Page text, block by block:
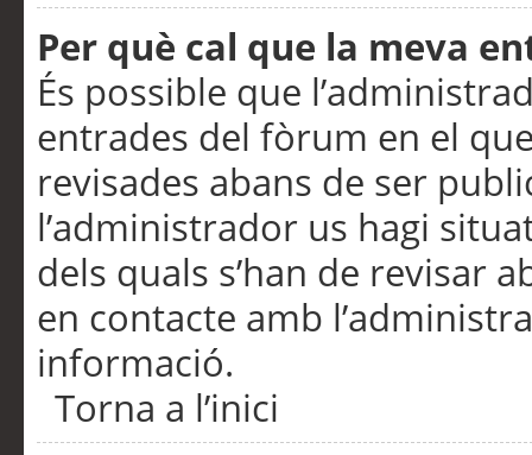
Per què cal que la meva
És possible que
entrades del fòrum en el
revisades abans de ser
l’administrador us hagi
dels quals s’han de revisar
en contacte amb
informació.
Torna a l’inici